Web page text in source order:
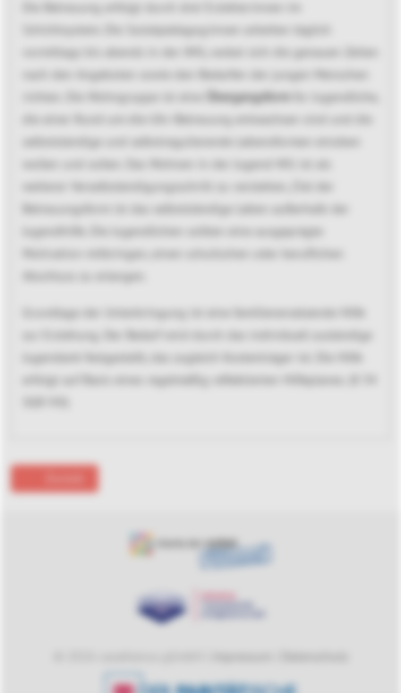
Die Betreuung erfolgt durch drei Erzieher:innen im
Schichtsystem. Die Sozialpädagog:innen arbeiten täglich
vormittags bis abends in der JWG, wobei sich die genauen Zeiten
nach den Angeboten sowie den Bedarfen der jungen Menschen
richten. Die Wohngruppe ist eine
Übergangsform
für Jugendliche,
selbstständige und selbstregulierende Lebensformen einüben
wollen und sollen. Das Wohnen in der Jugend-WG ist als
weiterer Verselbständigungsschritt zu verstehen, Ziel der
Betreuungsform ist das selbstständige Leben außerhalb der
Jugendhilfe. Die Jugendlichen sollten eine ausgeprägte
Motivation mitbringen, einen schulischen oder beruflichen
Abschluss zu erlangen.
Grundlage der Unterbringung ist eine familienersetzende Hilfe
zur Erziehung. Der Bedarf wird durch das individuell zuständige
Jugendamt festgestellt, das zugleich Kostenträger ist. Die Hilfe
erfolgt auf Basis eines regelmäßig reflektierten Hilfeplanes. (§ 34